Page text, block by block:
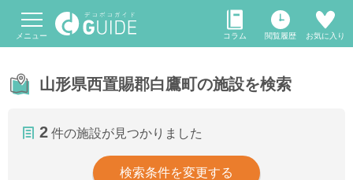
メニュー コラム 閲覧履歴 お気に入り
山形県西置賜郡白鷹町の施設を検索
2 件の施設が見つかりました
検索条件を変更する